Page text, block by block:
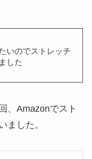
いのでストレッチ
した
、Amazonでスト
ました。